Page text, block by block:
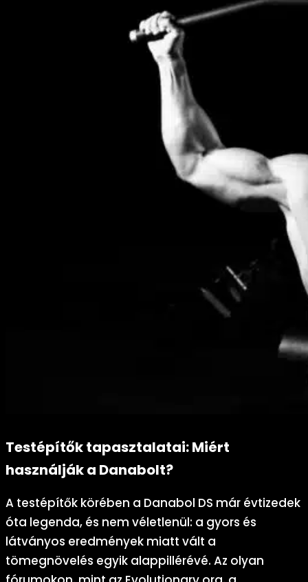
Testépítők tapasztalatai: Miért
használják a Danabolt?
A testépítők körében a Danabol DS már évtizedek
óta legenda, és nem véletlenül: a gyors és
látványos eredmények miatt vált a
tömegnövelés egyik alappillérévé. Az olyan